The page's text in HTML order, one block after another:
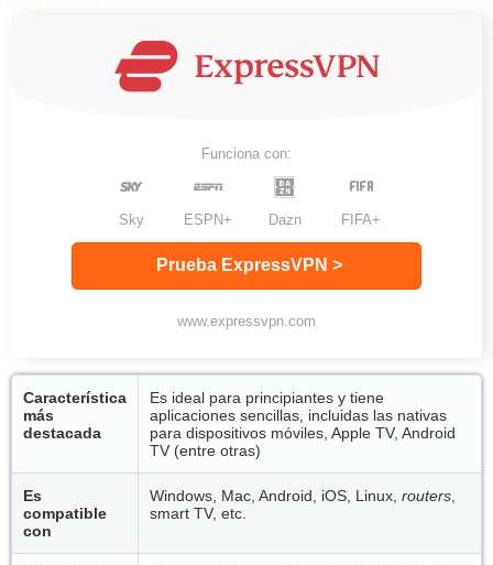
Funciona con:
Sky ESPN+ Dazn FIFA+
Prueba ExpressVPN >
www.expressvpn.com
Característica
más
destacada
Es ideal para principiantes y tiene
aplicaciones sencillas, incluidas las nativas
para dispositivos móviles, Apple TV, Android
TV (entre otras)
Es
compatible
con
Windows, Mac, Android, iOS, Linux, routers
smart TV, etc.